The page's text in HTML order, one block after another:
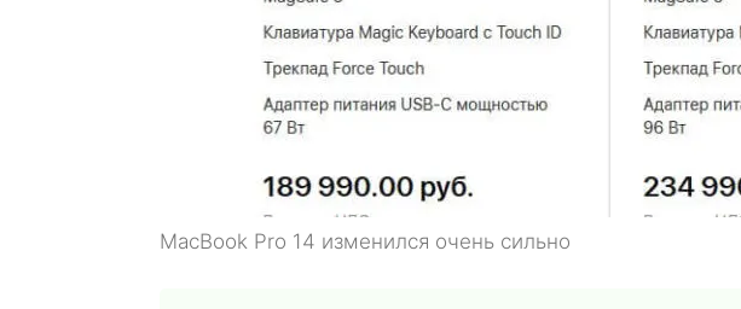
MacBook Pro 14 изменился очень сильно